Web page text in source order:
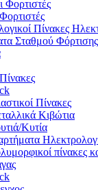
Φορτιστές
Πίνακες
Σταθμού Φόρτισης
Πίνακες
Κιβώτια
Κυτία
πίνακες